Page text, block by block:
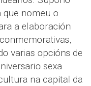
que nomeu o
a elaboración
varias opcións de
sexa
na capital da